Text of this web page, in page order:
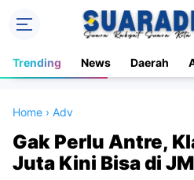
Trending News Daerah
Home › Adv
Gak Perlu Antre,
Juta Kini Bisa di